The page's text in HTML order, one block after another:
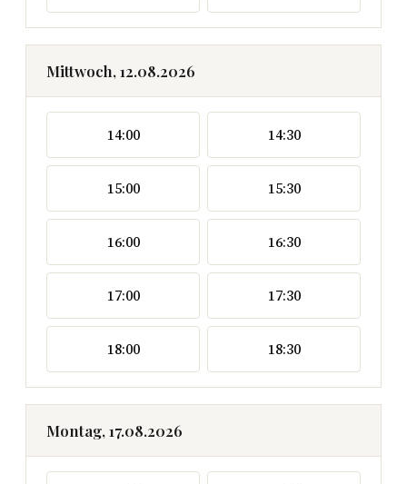
Mittwoch, 12.08.2026
14:00 14:30
15:00 15:30
16:00 16:30
17:00 17:30
18:00 18:30
Montag, 17.08.2026